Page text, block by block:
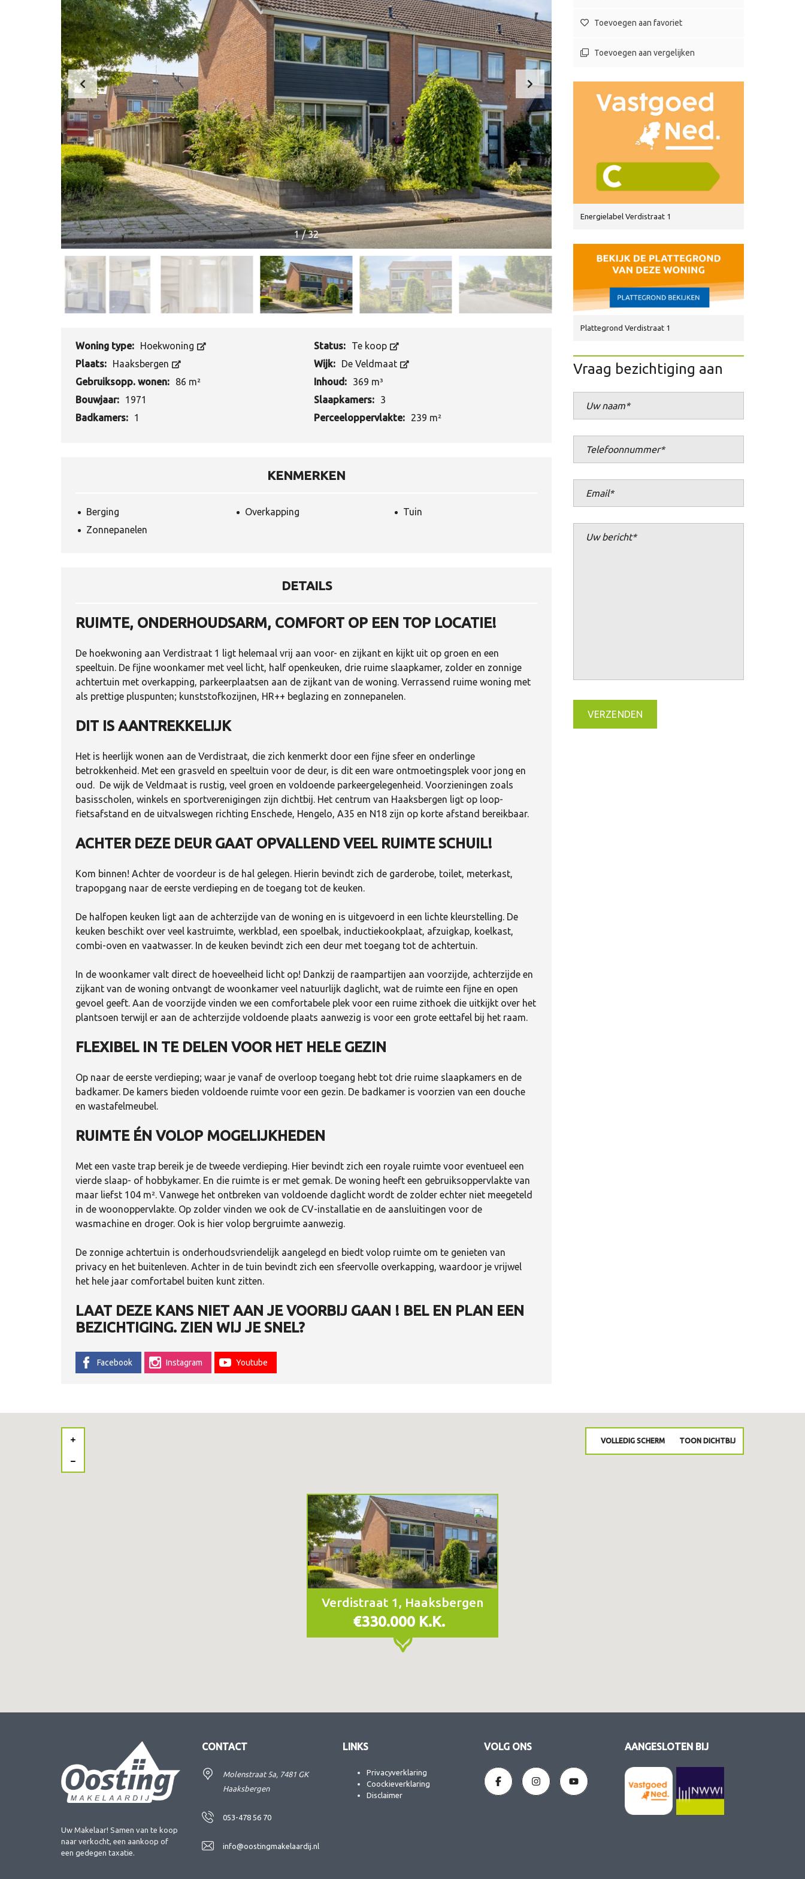
M
B
I
N
A
E
V
E
R
K
O
O
P
A
N
K
A
1/32
Woning type: Hoekwoning Status:
Te koop
Plaats:
Haaksbergen Wijk:
De Veldmaat
Gebruiksopp. wonen:
86 m² Inhoud:
369 m³
Bouwjaar:
1971 Slaapkamers:
3
Badkamers:
1 Perceeloppervlakte: 239 m²
KENMERKEN
Berging Overkapping
Tuin
Zonnepanelen
DETAILS
RUIMTE, ONDERHOUDSARM, COMFORT OP EEN TOP LOCATIE!
De hoekwoning aan Verdistraat 1 ligt helemaal vrij aan voor- en zijkant en kijkt uit op groen en een
speeltuin. De fijne woonkamer met veel licht, half openkeuken, drie ruime slaapkamer, zolder en zonnige
achtertuin met overkapping, parkeerplaatsen aan de zijkant van de woning. Verrassend ruime woning met
als prettige pluspunten; kunststofkozijnen, HR++ beglazing en zonnepanelen.
DIT IS AANTREKKELIJK
Het is heerlijk wonen aan de Verdistraat, die zich kenmerkt door een fijne sfeer en onderlinge
betrokkenheid. Met een grasveld en speeltuin voor de deur, is dit een ware ontmoetingsplek voor jong en
oud. De wijk de Veldmaat is rustig, veel groen en voldoende parkeergelegenheid. Voorzieningen zoals
basisscholen, winkels en sportverenigingen zijn dichtbij. Het centrum van Haaksbergen ligt op loop-
fietsafstand en de uitvalswegen richting Enschede, Hengelo, A35 en N18 zijn op korte afstand bereikbaar.
ACHTER DEZE DEUR GAAT OPVALLEND VEEL RUIMTE SCHUIL!
Kom binnen! Achter de voordeur is de hal gelegen. Hierin bevindt zich de garderobe, toilet, meterkast,
trapopgang naar de eerste verdieping en de toegang tot de keuken.
De halfopen keuken ligt aan de achterzijde van de woning en is uitgevoerd in een lichte kleurstelling. De
keuken beschikt over veel kastruimte, werkblad, een spoelbak, inductiekookplaat, afzuigkap, koelkast,
combi-oven en vaatwasser. In de keuken bevindt zich een deur met toegang tot de achtertuin.
In de woonkamer valt direct de hoeveelheid licht op! Dankzij de raampartijen aan voorzijde, achterzijde en
zijkant van de woning ontvangt de woonkamer veel natuurlijk daglicht, wat de ruimte een fijne en open
gevoel geeft. Aan de voorzijde vinden we een comfortabele plek voor een ruime zithoek die uitkijkt over het
plantsoen terwijl er aan de achterzijde voldoende plaats aanwezig is voor een grote eettafel bij het raam.
FLEXIBEL IN TE DELEN VOOR HET HELE GEZIN
Op naar de eerste verdieping; waar je vanaf de overloop toegang hebt tot drie ruime slaapkamers en de
badkamer. De kamers bieden voldoende ruimte voor een gezin. De badkamer is voorzien van een douche
en wastafelmeubel.
RUIMTE ÉN VOLOP MOGELIJKHEDEN
Met een vaste trap bereik je de tweede verdieping. Hier bevindt zich een royale ruimte voor eventueel een
vierde slaap- of hobbykamer. En die ruimte is er met gemak. De woning heeft een gebruiksoppervlakte van
maar liefst 104 m². Vanwege het ontbreken van voldoende daglicht wordt de zolder echter niet meegeteld
in de woonoppervlakte. Op zolder vinden we ook de CV-installatie en de aansluitingen voor de
wasmachine en droger. Ook is hier volop bergruimte aanwezig.
De zonnige achtertuin is onderhoudsvriendelijk aangelegd en biedt volop ruimte om te genieten van
privacy en het buitenleven. Achter in de tuin bevindt zich een sfeervolle overkapping, waardoor je vrijwel
het hele jaar comfortabel buiten kunt zitten.
LAAT DEZE KANS NIET AAN JE VOORBIJ GAAN ! BEL EN PLAN EEN
BEZICHTIGING. ZIEN WIJ JE SNEL?
Facebook Instagram Youtube
Toevoegen aan favoriet
Toevoegen aan vergelijken
Energielabel Verdistraat 1
Plattegrond Verdistraat 1
Vraag bezichtiging aan
Verdistraat 1, Haaksbergen
€330.000 K.K.
VOLLEDIG SCHERM TOON DICHTBIJ
Uw Makelaar! Samen van te koop
naar verkocht, een aankoop of
een gedegen taxatie.
CONTACT
Molenstraat 5a, 7481 GK
Haaksbergen
053-478 56 70
info@oostingmakelaardij.nl
LINKS
Privacyverklaring
Coockieverklaring
Disclaimer
VOLG ONS AANGESLOTEN BIJ